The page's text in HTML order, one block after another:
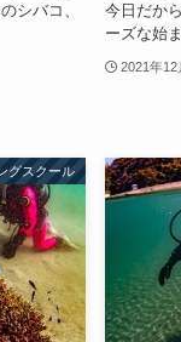
シバコ、
今日だか
ーズな始
2021年12
グスクール